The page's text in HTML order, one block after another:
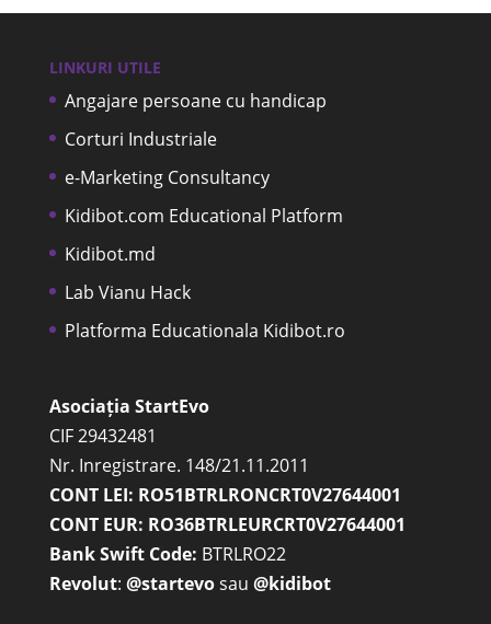
LINKURI UTILE
Angajare persoane cu handicap
Corturi Industriale
e-Marketing Consultancy
Kidibot.com Educational Platform
Kidibot.md
Lab Vianu Hack
Platforma Educationala Kidibot.ro
Asociația StartEvo
CIF 29432481
Nr. Inregistrare. 148/21.11.2011
CONT LEI: RO51BTRLRONCRT0V27644001
CONT EUR: RO36BTRLEURCRT0V27644001
Bank Swift Code: BTRLRO22
Revolut: @startevosau @kidibot